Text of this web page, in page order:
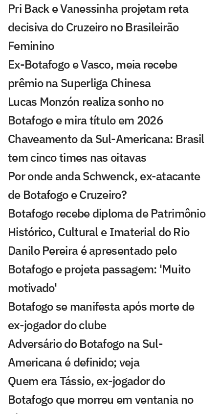
Pri Back e Vanessinha projetam reta
decisiva do Cruzeiro no Brasileirão
Feminino
Ex-Botafogo e Vasco, meia recebe
prêmio na Superliga Chinesa
Lucas Monzón realiza sonho no
Botafogo e mira título em 2026
Chaveamento da Sul-Americana: Brasil
tem cinco times nas oitavas
Por onde anda Schwenck, ex-atacante
de Botafogo e Cruzeiro?
Botafogo recebe diploma de Patrimônio
Histórico, Cultural e Imaterial do Rio
Danilo Pereira é apresentado pelo
Botafogo e projeta passagem: 'Muito
motivado'
Botafogo se manifesta após morte de
ex-jogador do clube
Adversário do Botafogo na Sul-
Americana é definido; veja
Quem era Tássio, ex-jogador do
Botafogo que morreu em ventania no